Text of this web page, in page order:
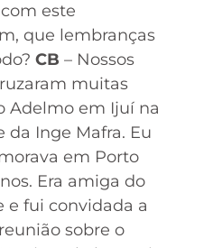
este
que lembranças
CB – Nossos
muitas
Adelmo em Ijuí na
da Inge Mafra. Eu
em Porto
Era amiga do
e fui convidada a
sobre o